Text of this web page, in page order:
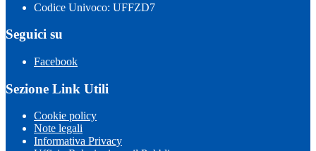
Codice Univoco: UFFZD7
Seguici su
Facebook
Sezione Link Utili
Cookie policy
Note legali
Informativa Privacy